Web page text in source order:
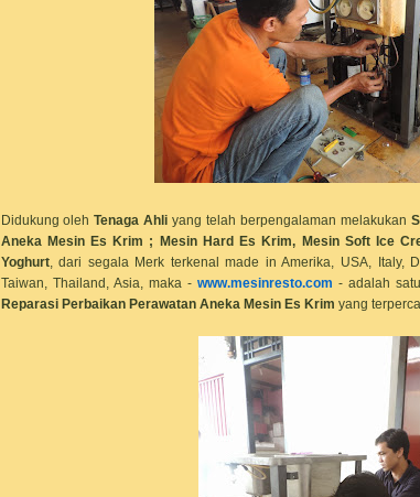
Didukung olehTenaga Ahli yang telah berpengalaman melakukan
Aneka Mesin Es Krim ; Mesin Hard Es Krim, Mesin Soft Ice
Yoghurt, dari segala Merk terkenal made in Amerika, USA, Italy,
Taiwan, Thailand, Asia, maka - www.mesinresto.com - adalah
Reparasi Perbaikan Perawatan Aneka Mesin Es Krim yang